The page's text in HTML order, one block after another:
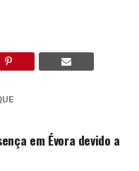
em Évora devido a